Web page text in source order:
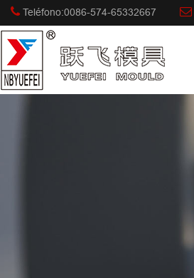
Teléfono:0086-574-65332667